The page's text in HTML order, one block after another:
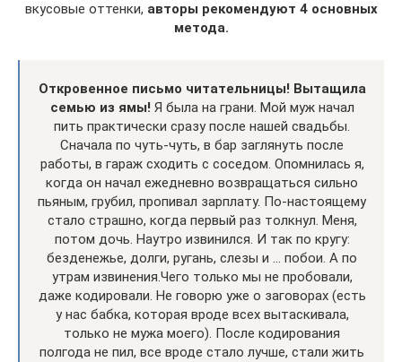
вкусовые оттенки, авторы рекомендуют 4 основных
метода.
Откровенное письмо читательницы! Вытащила
семью из ямы! Я была на грани. Мой муж начал
пить практически сразу после нашей свадьбы.
Сначала по чуть-чуть, в бар заглянуть после
работы, в гараж сходить с соседом. Опомнилась я,
когда он начал ежедневно возвращаться сильно
пьяным, грубил, пропивал зарплату. По-настоящему
стало страшно, когда первый раз толкнул. Меня,
потом дочь. Наутро извинился. И так по кругу:
безденежье, долги, ругань, слезы и … побои. А по
утрам извинения.Чего только мы не пробовали,
даже кодировали. Не говорю уже о заговорах (есть
у нас бабка, которая вроде всех вытаскивала,
только не мужа моего). После кодирования
полгода не пил, все вроде стало лучше, стали жить